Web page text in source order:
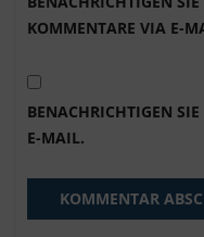
KOMMENTARE VIA E-
BENACHRICHTIGEN
E-MAIL.